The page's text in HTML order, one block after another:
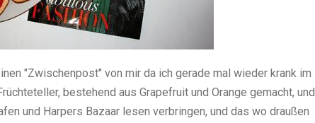
"Zwischenpost" von mir da ich gerade mal wieder krank im
bestehend aus Grapefruit und Orange gemacht, und
und Harpers Bazaar lesen verbringen, und das wo draußen